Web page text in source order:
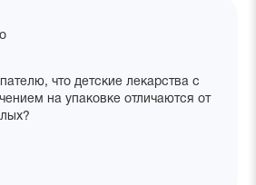
что детские лекарства с
на упаковке отличаются от